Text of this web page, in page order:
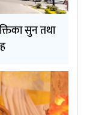
सुन तथा